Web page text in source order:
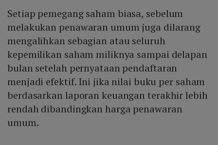
Setiap pemegang saham biasa, sebelum
melakukan penawaran umum juga dilarang
mengalihkan sebagian atau seluruh
kepemilikan saham miliknya sampai delapan
bulan setelah pernyataan pendaftaran
menjadi efektif. Ini jika nilai buku per saham
berdasarkan laporan keuangan terakhir lebih
rendah dibandingkan harga penawaran
umum.